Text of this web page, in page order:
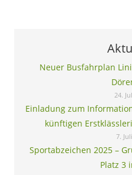
Neuer Busfahrplan
24.
Einladung zum
künftigen
7.
Sportabzeichen 2025 –
Platz 3